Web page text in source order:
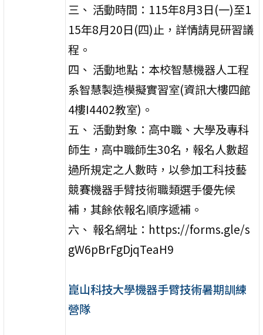
三、 活動時間：115年8月3日(一)至1
15年8月20日(四)止，詳情請見研習議
程。
四、 活動地點：本校智慧機器人工程
系智慧製造模擬實習室(資訊大樓四館
4樓I4402教室)。
五、 活動對象：高中職、大學及專科
師生，高中職師生30名，報名人數超
過所規定之人數時，以參加工科技藝
競賽機器手臂技術職類選手優先候
補，其餘依報名順序遞補。
六、 報名網址：https://forms.gle/s
gW6pBrFgDjqTeaH9
崑山科技大學機器手臂技術暑期訓練
營隊